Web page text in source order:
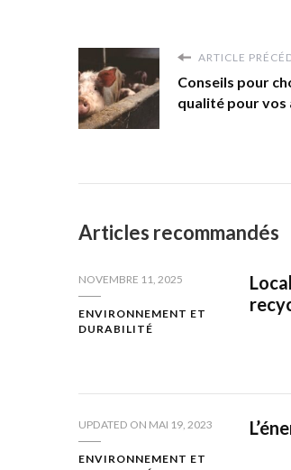
ARTICLE
Conseils pour
qualité pour vos
Articles recommandés
NOVEMBRE 11, 2025
ENVIRONNEMENT ET
DURABILITÉ
UPDATED ON MAI 19, 2023
ENVIRONNEMENT ET